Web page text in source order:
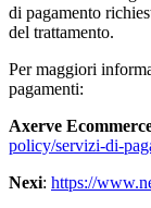
di pagamento
del trattamento.
Per maggiori
pagamenti:
Axerve
policy/servizi-di-
Nexi: https://